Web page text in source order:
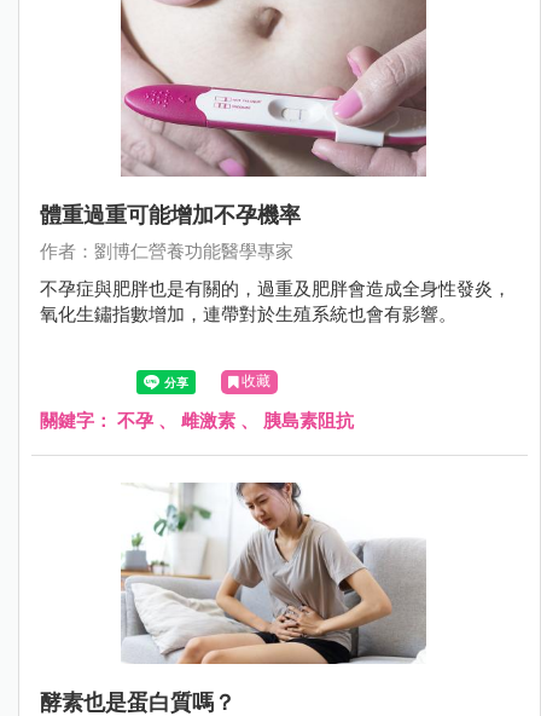
體重過重可能增加不孕機率
作者：劉博仁營養功能醫學專家
不孕症與肥胖也是有關的，過重及肥胖會造成全身性發炎，
氧化生鏽指數增加，連帶對於生殖系統也會有影響。
收藏
關鍵字： 不孕 、 雌激素 、 胰島素阻抗
酵素也是蛋白質嗎？